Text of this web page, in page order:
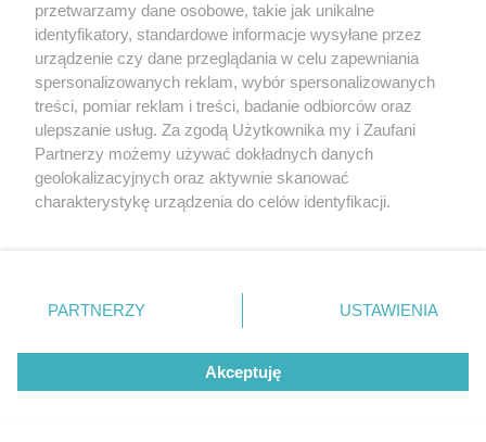
Żaden utwór zamieszczony w serwisie nie może być powielany i
rozpowszechniany lub dalej rozpowszechniany w jakikolwiek sposób (w tym
Nasze serwisy
przetwarzamy dane osobowe, takie jak unikalne
identyfikatory, standardowe informacje wysyłane przez
urządzenie czy dane przeglądania w celu zapewniania
spersonalizowanych reklam, wybór spersonalizowanych
treści, pomiar reklam i treści, badanie odbiorców oraz
ulepszanie usług. Za zgodą Użytkownika my i Zaufani
Partnerzy możemy używać dokładnych danych
geolokalizacyjnych oraz aktywnie skanować
charakterystykę urządzenia do celów identyfikacji.
zmienić/wycofać klikając przycisk ustawień prywatności
znajdujący się w lewym dolnym rogu strony
rodzaje przetwarzania danych nie wymagają zgody
użytkownika, ale masz prawo sprzeciwić się takiemu
przetwarzaniu. Preferencje będą miały zastosowanie tylko
PARTNERZY USTAWIENIA
Akceptuję